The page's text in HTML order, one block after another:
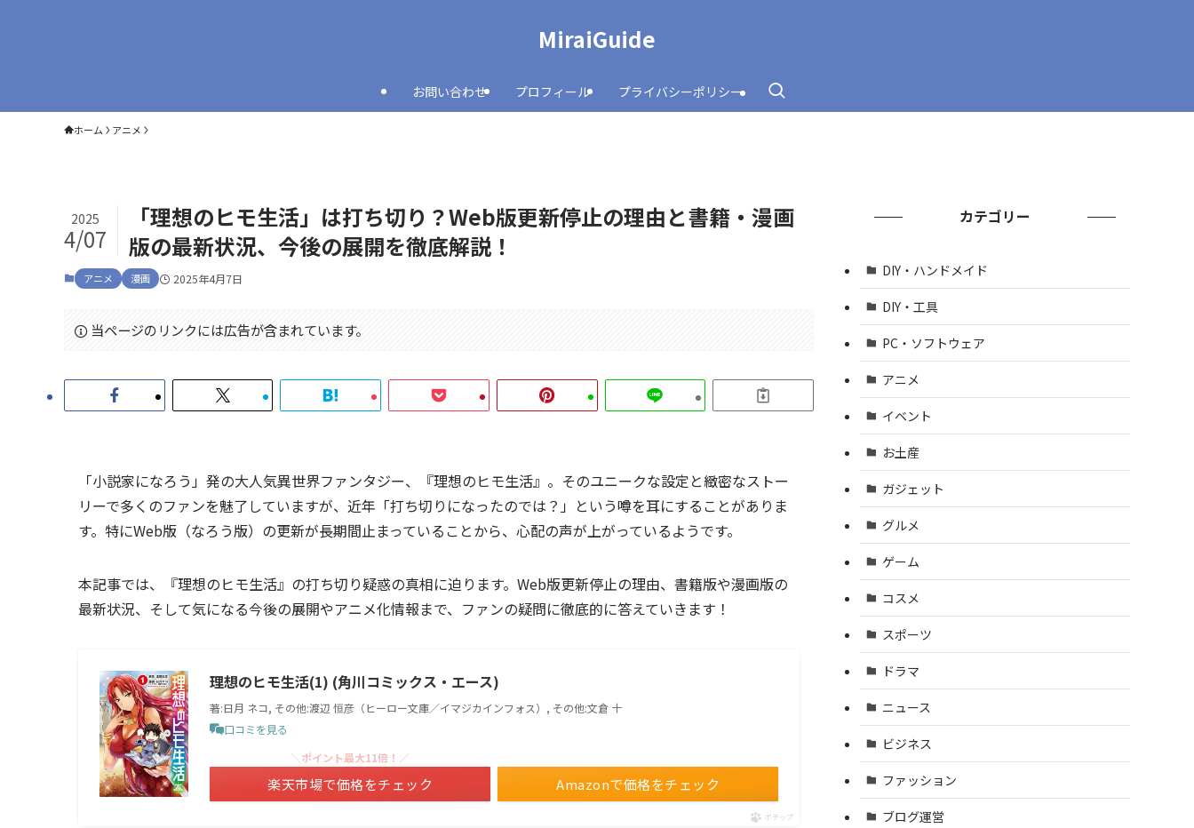
MiraiGuide
お問い合わせ プロフィール プライバシーポリシー
ホーム アニメ
「理想のヒモ生活」は打ち切り？Web版更新停止の理由と書籍・漫画
版の最新状況、今後の展開を徹底解説！
2025
4/07
アニメ 漫画 2025年4月7日
当ページのリンクには広告が含まれています。
「小説家になろう」発の大人気異世界ファンタジー、『理想のヒモ生活』。そのユニークな設定と緻密なストー
リーで多くのファンを魅了していますが、近年「打ち切りになったのでは？」という噂を耳にすることがありま
す。特にWeb版（なろう版）の更新が長期間止まっていることから、心配の声が上がっているようです。
本記事では、『理想のヒモ生活』の打ち切り疑惑の真相に迫ります。Web版更新停止の理由、書籍版や漫画版の
最新状況、そして気になる今後の展開やアニメ化情報まで、ファンの疑問に徹底的に答えていきます！
理想のヒモ生活(1) (角川コミックス・エース)
著:日月 ネコ, その他:渡辺 恒彦（ヒーロー文庫／イマジカインフォス）, その他:文倉 十
口コミを見る
Amazonで価格をチェック
＼ポイント最大11倍！／
楽天市場で価格をチェック
ポチップ
カテゴリー
DIY・ハンドメイド
DIY・工具
PC・ソフトウェア
アニメ
イベント
お土産
ガジェット
グルメ
ゲーム
コスメ
スポーツ
ドラマ
ニュース
ビジネス
ファッション
ブログ運営